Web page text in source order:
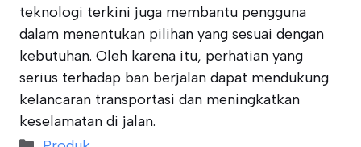
teknologi terkini juga membantu pengguna
dalam menentukan pilihan yang sesuai dengan
kebutuhan. Oleh karena itu, perhatian yang
serius terhadap ban berjalan dapat mendukung
kelancaran transportasi dan meningkatkan
keselamatan di jalan.
Categories